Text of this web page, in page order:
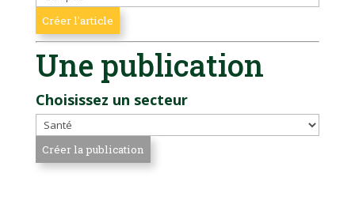
Une publication
Choisissez un secteur